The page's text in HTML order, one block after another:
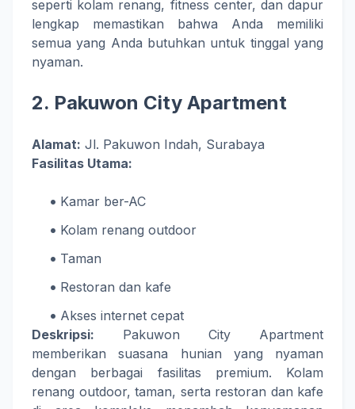
seperti kolam renang, fitness center, dan dapur
lengkap memastikan bahwa Anda memiliki
semua yang Anda butuhkan untuk tinggal yang
nyaman.
2. Pakuwon City Apartment
Alamat: Jl. Pakuwon Indah, Surabaya
Fasilitas Utama:
Kamar ber-AC
Kolam renang outdoor
Taman
Restoran dan kafe
Akses internet cepat
Deskripsi: Pakuwon City Apartment
memberikan suasana hunian yang nyaman
dengan berbagai fasilitas premium. Kolam
renang outdoor, taman, serta restoran dan kafe